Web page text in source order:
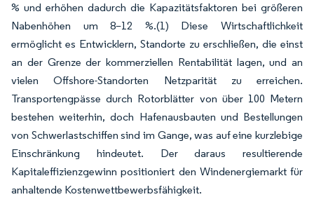
% und erhöhen dadurch die Kapazitätsfaktoren bei größeren
Nabenhöhen um 8–12 %.(1) Diese Wirtschaftlichkeit
ermöglicht es Entwicklern, Standorte zu erschließen, die einst
an der Grenze der kommerziellen Rentabilität lagen, und an
vielen Offshore-Standorten Netzparität zu erreichen.
Transportengpässe durch Rotorblätter von über 100 Metern
bestehen weiterhin, doch Hafenausbauten und Bestellungen
von Schwerlastschiffen sind im Gange, was auf eine kurzlebige
Einschränkung hindeutet. Der daraus resultierende
Kapitaleffizienzgewinn positioniert den Windenergiemarkt für
anhaltende Kostenwettbewerbsfähigkeit.